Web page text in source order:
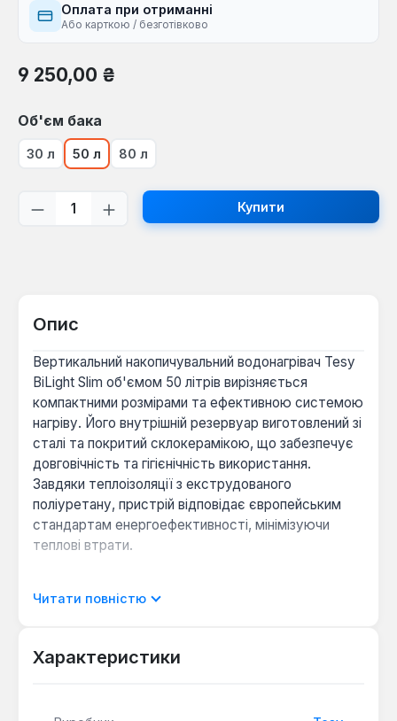
Оплата при отриманні
Або карткою / безготівково
Звичайна ціна:
9 250,00 ₴
Виберіть
Об'єм бака
30 л 50 л 80 л
Кількість товару: Введіть потрібну
Купити
Опис
Вертикальний накопичувальний водонагрівач Tesy
BiLight Slim об'ємом 50 літрів вирізняється
компактними розмірами та ефективною системою
нагріву. Його внутрішній резервуар виготовлений зі
сталі та покритий склокерамікою, що забезпечує
довговічність та гігієнічність використання.
Завдяки теплоізоляції з екструдованого
поліуретану, пристрій відповідає європейським
стандартам енергоефективності, мінімізуючи
теплові втрати.
Модель оснащена зовнішнім терморегулятором,
підвищує безпеку експлуатації. Потужність
води +75°C приблизно за 87 хвилин. Діаметр
Читати повністю
Характеристики